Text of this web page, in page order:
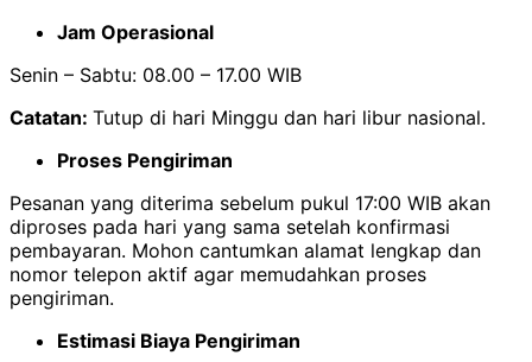
Jam Operasional
Senin – Sabtu: 08.00 – 17.00 WIB
Catatan: Tutup di hari Minggu dan hari libur nasional.
Proses Pengiriman
Pesanan yang diterima sebelum pukul 17:00 WIB akan
diproses pada hari yang sama setelah konfirmasi
pembayaran. Mohon cantumkan alamat lengkap dan
nomor telepon aktif agar memudahkan proses
pengiriman.
Estimasi Biaya Pengiriman